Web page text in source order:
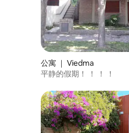
公寓 ｜ Viedma
平静的假期！ ！ ！ ！